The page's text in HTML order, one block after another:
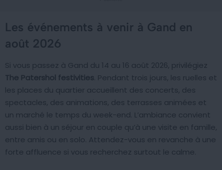
Les événements à venir à Gand en
août 2026
Si vous passez à Gand du 14 au 16 août 2026, privilégiez
The Patershol festivities . Pendant trois jours, les ruelles et
les places du quartier accueillent des concerts, des
spectacles, des animations, des terrasses animées et
un marché le temps du week-end. L’ambiance convient
aussi bien à un séjour en couple qu’à une visite en famille,
entre amis ou en solo. Attendez-vous en revanche à une
forte affluence si vous recherchez surtout le calme.